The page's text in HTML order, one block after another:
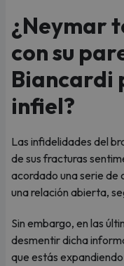
¿Neymar
con su
Biancardi
infiel?
Las infidelidades del
de sus fracturas
acordado una serie de
una relación abierta,
Sin embargo, en las
desmentir dicha
que estás